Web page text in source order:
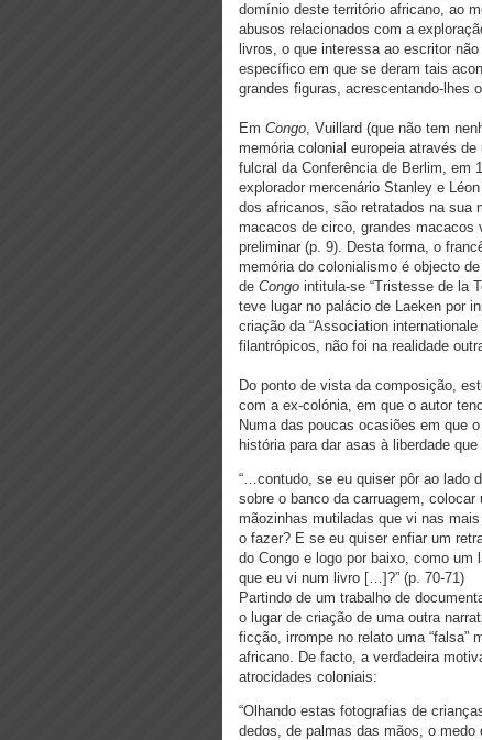
domínio deste território africano, ao
abusos relacionados com a
livros, o que interessa ao escritor
específico em que se deram tais
grandes figuras, acrescentando-lhes
Em Congo, Vuillard (que não tem
memória colonial europeia através
fulcral da Conferência de Berlim, em
explorador mercenário Stanley e
dos africanos, são retratados na sua
macacos de circo, grandes macacos
preliminar (p. 9). Desta forma, o
memória do colonialismo é objecto
de Congo intitula-se “Tristesse de la
teve lugar no palácio de Laeken por
criação da “Association
filantrópicos, não foi na realidade
Do ponto de vista da composição,
com a ex-colónia, em que o autor
Numa das poucas ocasiões em que
história para dar asas à liberdade
“…contudo, se eu quiser pôr ao lado
sobre o banco da carruagem,
mãozinhas mutiladas que vi nas
o fazer? E se eu quiser enfiar um
do Congo e logo por baixo, como
que eu vi num livro […]?” (p. 70-71)
Partindo de um trabalho de
o lugar de criação de uma outra
ficção, irrompe no relato uma “falsa”
africano. De facto, a verdadeira
atrocidades coloniais:
“Olhando estas fotografias de
dedos, de palmas das mãos, o